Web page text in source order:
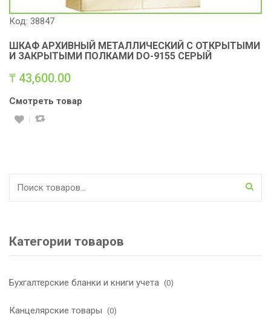
Код: 38847
ШКАФ АРХИВНЫЙ МЕТАЛЛИЧЕСКИЙ С ОТКРЫТЫМИ
И ЗАКРЫТЫМИ ПОЛКАМИ DO-9155 СЕРЫЙ
₸ 43,600.00
Смотреть товар
Категории товаров
Бухгалтерские бланки и книги учета (0)
Канцелярские товары (0)